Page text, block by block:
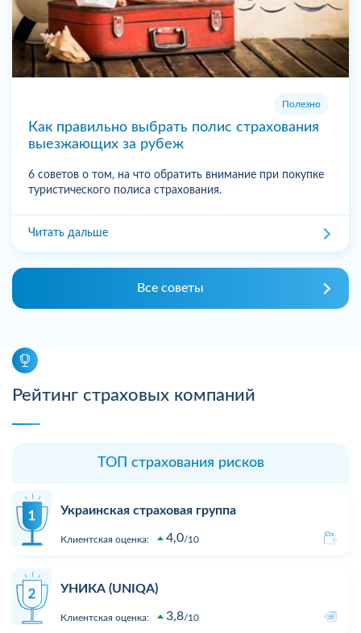
Полезно
Как правильно выбрать полис страхования
выезжающих за рубеж
6 советов о том, на что обратить внимание при покупке
туристического полиса страхования.
Читать дальше
Все советы
Рейтинг страховых компаний
ТОП страхования рисков
Украинская страховая группа
Клиентская оценка: 4,0 10
УНИКА (UNIQA)
Клиентская оценка: 3,8 10